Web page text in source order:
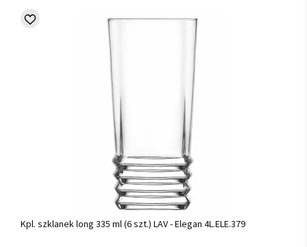
Kpl. szklanek long 335 ml (6 szt.) LAV - Elegan 4L.ELE.379